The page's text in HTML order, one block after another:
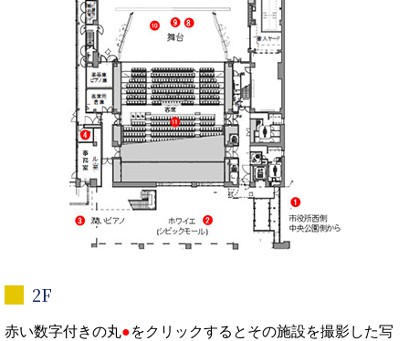
2F
赤い数字付きの丸●をクリックするとその施設を撮影した写